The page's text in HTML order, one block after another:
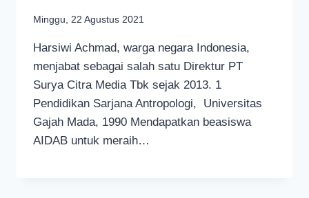
Minggu, 22 Agustus 2021
Harsiwi Achmad, warga negara Indonesia,
menjabat sebagai salah satu Direktur PT
Surya Citra Media Tbk sejak 2013. 1
Pendidikan Sarjana Antropologi, Universitas
Gajah Mada, 1990 Mendapatkan beasiswa
AIDAB untuk meraih…